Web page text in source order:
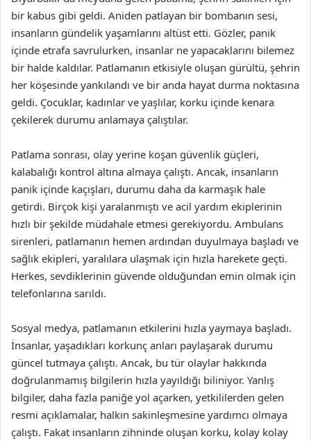
bir kabus gibi geldi. Aniden patlayan bir bombanın sesi,
insanların gündelik yaşamlarını altüst etti. Gözler, panik
içinde etrafa savrulurken, insanlar ne yapacaklarını bilemez
bir halde kaldılar. Patlamanın etkisiyle oluşan gürültü, şehrin
her köşesinde yankılandı ve bir anda hayat durma noktasına
geldi. Çocuklar, kadınlar ve yaşlılar, korku içinde kenara
çekilerek durumu anlamaya çalıştılar.
Patlama sonrası, olay yerine koşan güvenlik güçleri,
kalabalığı kontrol altına almaya çalıştı. Ancak, insanların
panik içinde kaçışları, durumu daha da karmaşık hale
getirdi. Birçok kişi yaralanmıştı ve acil yardım ekiplerinin
hızlı bir şekilde müdahale etmesi gerekiyordu. Ambulans
sirenleri, patlamanın hemen ardından duyulmaya başladı ve
sağlık ekipleri, yaralılara ulaşmak için hızla harekete geçti.
Herkes, sevdiklerinin güvende olduğundan emin olmak için
telefonlarına sarıldı.
Sosyal medya, patlamanın etkilerini hızla yaymaya başladı.
İnsanlar, yaşadıkları korkunç anları paylaşarak durumu
güncel tutmaya çalıştı. Ancak, bu tür olaylar hakkında
doğrulanmamış bilgilerin hızla yayıldığı biliniyor. Yanlış
bilgiler, daha fazla paniğe yol açarken, yetkililerden gelen
resmi açıklamalar, halkın sakinleşmesine yardımcı olmaya
çalıştı. Fakat insanların zihninde oluşan korku, kolay kolay